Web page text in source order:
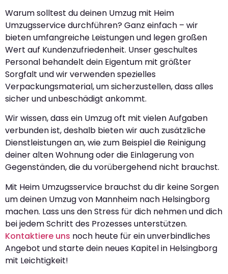
Warum solltest du deinen Umzug mit Heim
Umzugsservice durchführen? Ganz einfach – wir
bieten umfangreiche Leistungen und legen großen
Wert auf Kundenzufriedenheit. Unser geschultes
Personal behandelt dein Eigentum mit größter
Sorgfalt und wir verwenden spezielles
Verpackungsmaterial, um sicherzustellen, dass alles
sicher und unbeschädigt ankommt.
Wir wissen, dass ein Umzug oft mit vielen Aufgaben
verbunden ist, deshalb bieten wir auch zusätzliche
Dienstleistungen an, wie zum Beispiel die Reinigung
deiner alten Wohnung oder die Einlagerung von
Gegenständen, die du vorübergehend nicht brauchst.
Mit Heim Umzugsservice brauchst du dir keine Sorgen
um deinen Umzug von Mannheim nach Helsingborg
machen. Lass uns den Stress für dich nehmen und dich
bei jedem Schritt des Prozesses unterstützen.
Kontaktiere uns noch heute für ein unverbindliches
Angebot und starte dein neues Kapitel in Helsingborg
mit Leichtigkeit!